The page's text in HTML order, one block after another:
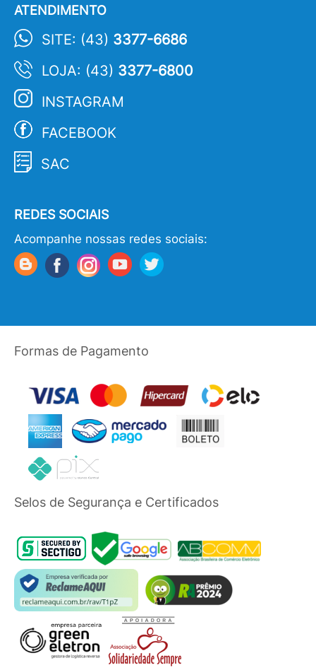
ATENDIMENTO
SITE: (43) 3377-6686
LOJA: (43) 3377-6800
INSTAGRAM
FACEBOOK
SAC
REDES SOCIAIS
Acompanhe nossas redes sociais:
Formas de Pagamento
Selos de Segurança e Certificados